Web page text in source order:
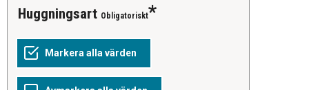
Huggningsart Obligatoriskt